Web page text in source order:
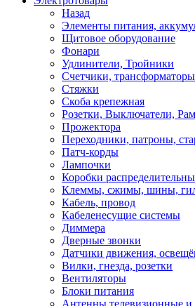
Назад
Элементы питания,
Щитовое оборудование
Фонари
Удлинители, Тройники
Счетчики, трансформаторы
Стяжки
Скоба крепежная
Розетки, Выключатели,
Прожектора
Переходники, патроны,
Патч-корды
Лампочки
Коробки
Клеммы, сжимы, шины,
Кабель, провод
Кабеленесущие системы
Диммера
Дверные звонки
Датчики движения,
Вилки, гнезда, розетки
Вентиляторы
Блоки питания
Антенны телевизионные и